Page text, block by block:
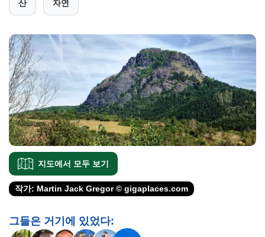
산 자연
지도에서 모두 보기
작가: Martin Jack Gregor © gigaplaces.com
그들은 거기에 있었다: